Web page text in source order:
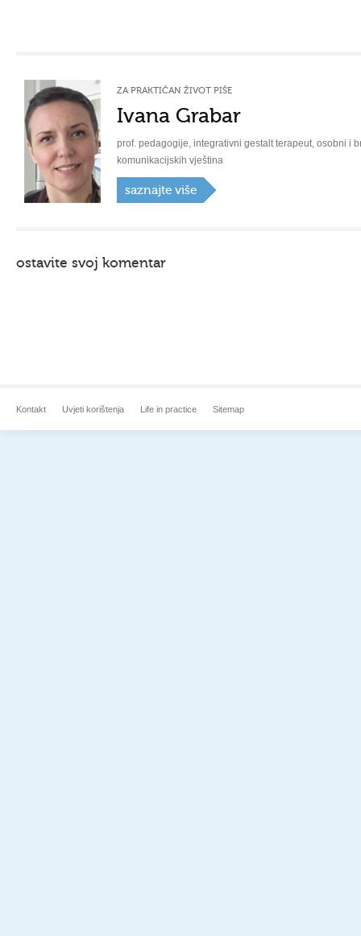
ZA PRAKTIČAN ŽIVOT PIŠE
Ivana Grabar
prof. pedagogije, integrativni gestalt terapeut, osobni i
komunikacijskih vještina
saznajte više
ostavite svoj komentar
Kontakt Uvjeti korištenja Life in practice Sitemap